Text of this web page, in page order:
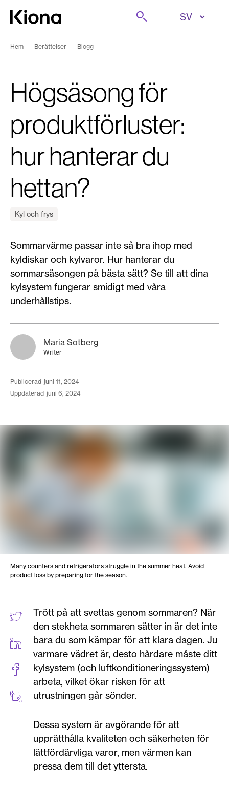
Hoppa till innehåll
Gå till hemsidan
Sök på
Hem | Berättelser | Blogg
Högsäsong för
produktförluster:
hur hanterar du
hettan?
Kyl och frys
Sommarvärme passar inte så bra ihop med
kyldiskar och kylvaror. Hur hanterar du
sommarsäsongen på bästa sätt? Se till att dina
kylsystem fungerar smidigt med våra
underhållstips.
Maria Sotberg
Writer
publicerad juni 11, 2024
uppdaterad juni 6, 2024
Many counters and refrigerators struggle in the summer heat. Avoid
product loss by preparing for the season.
Trött på att svettas genom sommaren? När
den stekheta sommaren sätter in är det inte
bara du som kämpar för att klara dagen. Ju
varmare vädret är, desto hårdare måste ditt
kylsystem (och luftkonditioneringssystem)
arbeta, vilket ökar risken för att
utrustningen går sönder.
Dessa system är avgörande för att
upprätthålla kvaliteten och säkerheten för
lättfördärvliga varor, men värmen kan
pressa dem till det yttersta.